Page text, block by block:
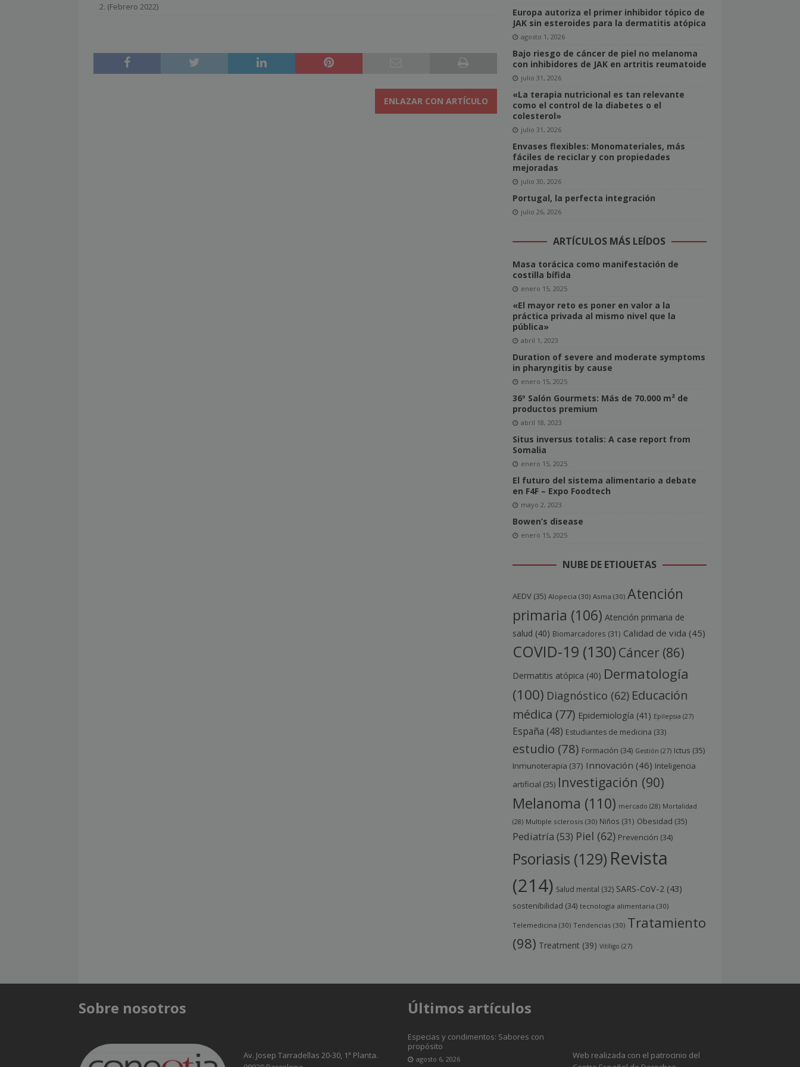
NOTICIAS
Reuters Institute Digital News Report 2026: La confianza en las noticias llega a su
2. (Febrero 2022)
ENLAZAR CON ARTÍCULO
Europa autoriza el primer inhibidor tópico de
JAK sin esteroides para la dermatitis atópica
agosto 1, 2026
Bajo riesgo de cáncer de piel no melanoma
con inhibidores de JAK en artritis reumatoide
julio 31, 2026
«La terapia nutricional es tan relevante
como el control de la diabetes o el
colesterol»
julio 31, 2026
Envases flexibles: Monomateriales, más
fáciles de reciclar y con propiedades
mejoradas
julio 30, 2026
Portugal, la perfecta integración
julio 26, 2026
ARTÍCULOS MÁS LEÍDOS
Masa torácica como manifestación de
costilla bífida
enero 15, 2025
«El mayor reto es poner en valor a la
práctica privada al mismo nivel que la
pública»
abril 1, 2023
Duration of severe and moderate symptoms
in pharyngitis by cause
enero 15, 2025
36º Salón Gourmets: Más de 70.000 m² de
productos premium
abril 18, 2023
Situs inversus totalis: A case report from
Somalia
enero 15, 2025
El futuro del sistema alimentario a debate
en F4F – Expo Foodtech
mayo 2, 2023
Bowen’s disease
enero 15, 2025
NUBE DE ETIQUETAS
AEDV(35) Alopecia (30) Asma (30) Atención
primaria (106) Atención primaria de
salud (40) Biomarcadores (31) Calidad de vida (45)
COVID-19 (130) Cáncer(86)
Dermatitis atópica (40) Dermatología
(100) Diagnóstico (62) Educación
médica (77) Epidemiología (41) Epilepsia (27)
España (48) Estudiantes de medicina (33)
estudio (78) Formación (34) Gestión (27) Ictus (35)
Inmunoterapia (37) Innovación (46) Inteligencia
artificial (35) Investigación (90)
Melanoma (110) mercado (28) Mortalidad
(28) Multiple sclerosis (30) Niños (31) Obesidad (35)
Pediatría (53) Piel (62) Prevención (34)
Psoriasis (129) Revista
(214) Salud mental (32) SARS-CoV-2 (43)
sostenibilidad (34) tecnología alimentaria (30)
Telemedicina (30) Tendencias (30) Tratamiento
(98) Treatment (39) Vitíligo (27)
Sobre nosotros
Av. Josep Tarradellas 20-30, 1ª Planta.
Últimos artículos
Especias y condimentos: Sabores con
propósito
agosto 6, 2026
Web realizada con el patrocinio del